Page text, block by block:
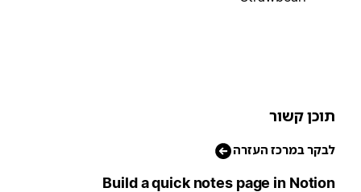
קשור
במרכז העזרה
Build a quick notes page in